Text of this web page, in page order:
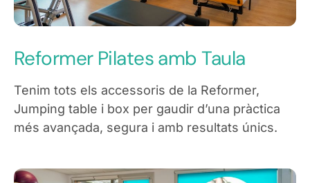
Reformer Pilates amb Taula
Tenim tots els accessoris de la Reformer,
Jumping table i box per gaudir d’una pràctica
més avançada, segura i amb resultats únics.